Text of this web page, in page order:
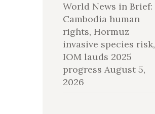
World News in Brief:
Cambodia human
rights, Hormuz
invasive species risk,
IOM lauds 2025
progress August 5,
2026